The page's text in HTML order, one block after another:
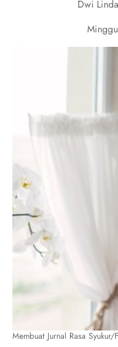
Dwi
Membuat Jurnal Rasa